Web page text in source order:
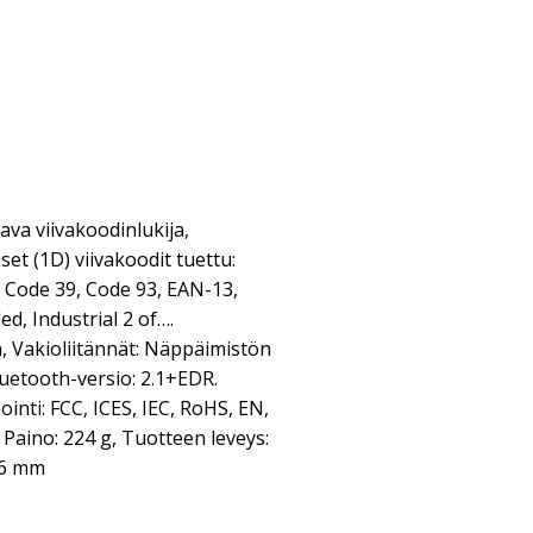
viivakoodinlukija,
(1D) viivakoodit tuettu:
39, Code 93, EAN-13,
Industrial 2 of….
Vakioliitännät: Näppäimistön
versio: 2.1+EDR.
FCC, ICES, IEC, RoHS, EN,
224 g, Tuotteen leveys:
mm